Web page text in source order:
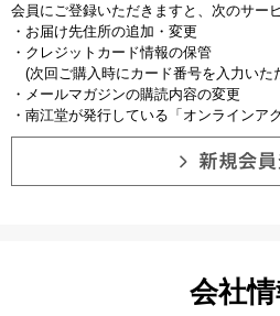
会員にご登録いただきますと、次のサー
・お届け先住所の追加・変更
・クレジットカード情報の保管
(次回ご購入時にカード番号を入力いた
・メールマガジンの購読内容の変更
・南江堂が発行している「オンラインア
会社